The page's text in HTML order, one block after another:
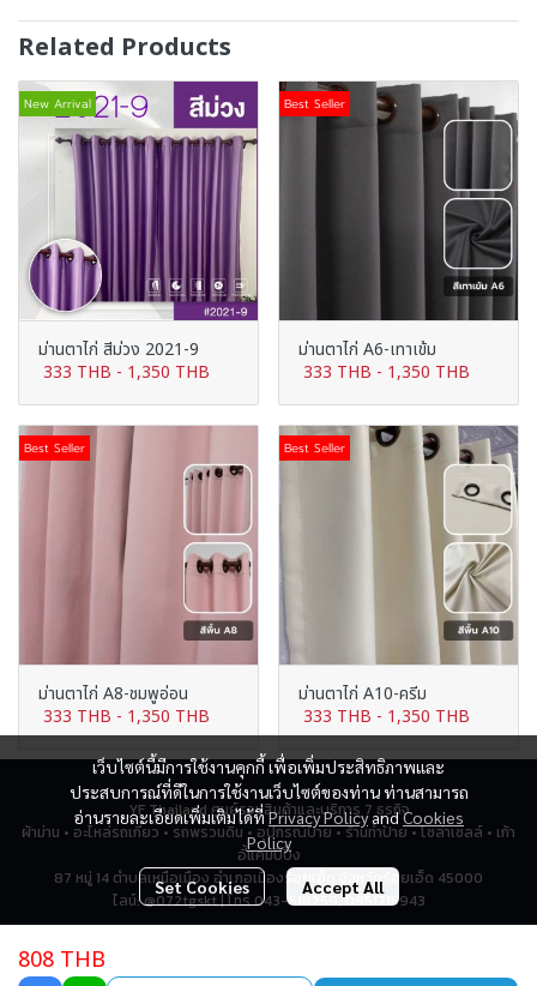
Related Products
New Arrival
ม่านตาไก่ สีม่วง 2021-9
333 THB - 1,350 THB
Best Seller
ม่านตาไก่ A6-เทาเข้ม
333 THB - 1,350 THB
Best Seller
ม่านตาไก่ A8-ชมพูอ่อน
333 THB - 1,350 THB
Best Seller
ม่านตาไก่ A10-ครีม
333 THB - 1,350 THB
808 THB
เว็บไซต์นี้มีการใช้งานคุกกี้ เพื่อเพิ่มประสิทธิภาพและ
ประสบการณ์ที่ดีในการใช้งานเว็บไซต์ของท่าน ท่านสามารถ
อ่านรายละเอียดเพิ่มเติมได้ที่Privacy PolicyandCookies
Policy
Set Cookies Accept All
YF Thailand ศูนย์รวมสินค้าและบริการ 7 ธุรกิจ
ผ้าม่าน • อะไหล่รถเกี่ยว • รถพรวนดิน • อุปกรณ์ป้าย • ร้านทำป้าย • โซล่าเซลล์ • เก้า
อี้แคมป์ปิ้ง
87 หมู่ 14 ตำบลเหนือเมือง อำเภอเมืองร้อยเอ็ด จังหวัดร้อยเอ็ด 45000
ไลน์: @072tgskt | โทร 043-518259, 0951715943
Total Visitor2,782,323